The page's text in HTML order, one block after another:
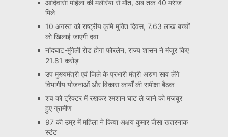
आदिवासी महिला की मलेरिया से मौत, अब तक 40 मरीज
मिले
10 अगस्त को राष्ट्रीय कृमि मुक्ति दिवस, 7.63 लाख बच्चों
को खिलाई जाएगी दवा
नांदघाट-मुंगेली रोड होगा फोरलेन, राज्य शासन ने मंजूर किए
21.81 करोड़
उप मुख्यमंत्री एवं जिले के प्रभारी मंत्री अरुण साव लेंगे
विभागीय योजनाओं और विकास कार्यों की समीक्षा बैठक
शव को ट्रैक्टर में रखकर श्मशान घाट ले जाने को मजबूर
हुए ग्रामीण
97 की उम्र में महिला ने किया अक्षय कुमार जैसा खतरनाक
स्टंट